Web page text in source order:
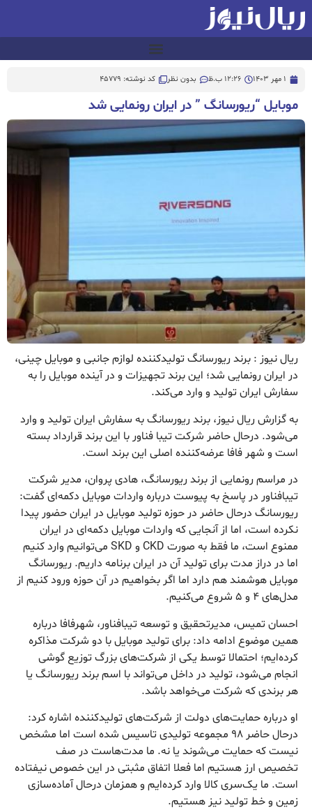
1 مهر 1403 12:26 ب.ظ بدون نظر کد نوشته: 45779
موبایل “ریورسانگ ” در ایران رونمایی شد
ریال نیوز : برند ریورسانگ تولیدکننده لوازم جانبی و موبایل چینی،
در ایران رونمایی شد؛ این برند تجهیزات و در آینده موبایل را به
سفارش ایران تولید و وارد می‌کند.
به گزارش ریال نیوز، برند ریورسانگ به سفارش ایران تولید و وارد
می‌شود. درحال حاضر شرکت تیبا فناور با این برند قرارداد بسته
است و شهر فافا عرضه‌کننده اصلی این برند است.
در مراسم رونمایی از برند ریورسانگ، هادی پروان، مدیر شرکت
تیبافناور در پاسخ به پیوست درباره واردات موبایل دکمه‌ای گفت:
ریورسانگ درحال حاضر در حوزه تولید موبایل در ایران حضور پیدا
نکرده است، اما از آنجایی که واردات موبایل دکمه‌ای در ایران
ممنوع است، ما فقط به صورت CKD و SKD می‌توانیم وارد کنیم
اما در دراز مدت برای تولید آن در ایران برنامه داریم. ریورسانگ
موبایل هوشمند هم دارد اما اگر بخواهیم در آن حوزه ورود کنیم از
مدل‌های ۴ و ۵ شروع می‌کنیم.
احسان تمیس، مدیرتحقیق و توسعه تیبافناور، شهرفافا درباره
همین موضوع ادامه داد: برای تولید موبایل با دو شرکت مذاکره
کرده‌ایم؛ احتمالا توسط یکی از شرکت‌های بزرگ توزیع گوشی
انجام می‌شود، تولید در داخل می‌تواند با اسم برند ریورسانگ یا
هر برندی که شرکت می‌خواهد باشد.
او درباره حمایت‌های دولت از شرکت‌های تولیدکننده اشاره کرد:
درحال حاضر ۹۸ مجموعه تولیدی تاسیس شده است اما مشخص
نیست که حمایت می‌شوند یا نه. ما مدت‌هاست در صف
تخصیص ارز هستیم اما فعلا اتفاق مثبتی در این خصوص نیفتاده
است. ما یک‌سری کالا وارد کرده‌ایم و همزمان درحال آماده‌سازی
زمین و خط تولید نیز هستیم.